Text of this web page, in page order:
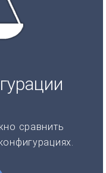
сравнить